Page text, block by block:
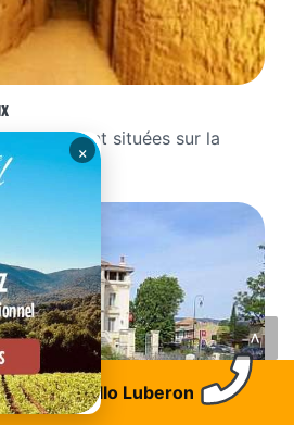
sont situées sur la
Allo Luberon
×
<